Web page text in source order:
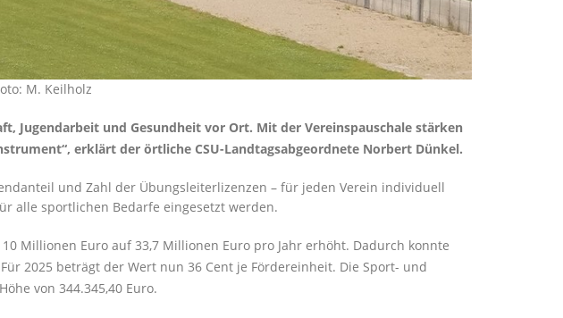
M. Keilholz
Jugendarbeit und Gesundheit vor Ort. Mit der Vereinspauschale stärken
erklärt der örtliche CSU-Landtagsabgeordnete Norbert Dünkel.
und Zahl der Übungsleiterlizenzen – für jeden Verein individuell
alle sportlichen Bedarfe eingesetzt werden.
Millionen Euro auf 33,7 Millionen Euro pro Jahr erhöht. Dadurch konnte
2025 beträgt der Wert nun 36 Cent je Fördereinheit. Die Sport- und
von 344.345,40 Euro.